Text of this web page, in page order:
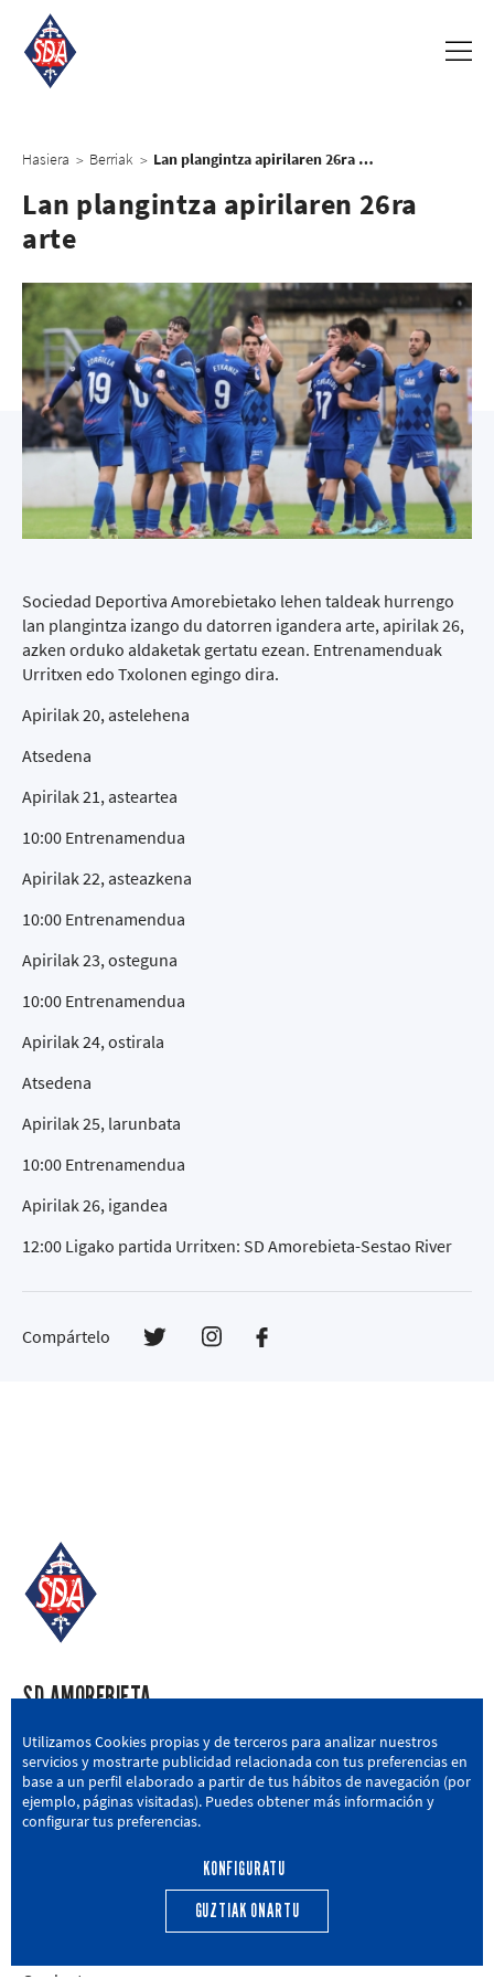
Hasiera > Berriak > Lan plangintza apirilaren 26ra arte
Lan plangintza apirilaren 26ra
arte
Sociedad Deportiva Amorebietako lehen taldeak hurrengo
lan plangintza izango du datorren igandera arte, apirilak 26,
azken orduko aldaketak gertatu ezean. Entrenamenduak
Urritxen edo Txolonen egingo dira.
Apirilak 20, astelehena
Atsedena
Apirilak 21, asteartea
10:00 Entrenamendua
Apirilak 22, asteazkena
10:00 Entrenamendua
Apirilak 23, osteguna
10:00 Entrenamendua
Apirilak 24, ostirala
Atsedena
Apirilak 25, larunbata
10:00 Entrenamendua
Apirilak 26, igandea
12:00 Ligako partida Urritxen: SD Amorebieta-Sestao River
Compártelo
SD AMOREBIETA
San Miguel Kalea, 16, 48340 Amorebieta, Bizkaia
946 604 751 | sda@sdamorebieta.eus
EGUTEGIA
Utilizamos Cookies propias y de terceros para analizar nuestros
servicios y mostrarte publicidad relacionada con tus preferencias en
base a un perfil elaborado a partir de tus hábitos de navegación (por
ejemplo, páginas visitadas). Puedes obtener más información y
configurar tus preferencias.
KONFIGURATU
GUZTIAK ONARTU